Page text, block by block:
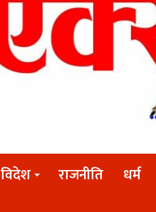
विदेश राजनीति धर्म